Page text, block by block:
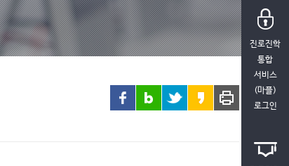
진로진학
통합
서비스
(마플)
로그인